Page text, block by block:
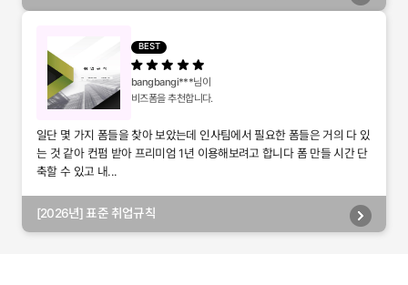
BEST
bangbangi***님이
비즈폼을 추천합니다.
일단 몇 가지 폼들을 찾아 보았는데 인사팀에서 필요한 폼들은 거의 다 있
는 것 같아 컨펌 받아 프리미엄 1년 이용해보려고 합니다 폼 만들 시간 단
축할 수 있고 내...
[2026년] 표준 취업규칙